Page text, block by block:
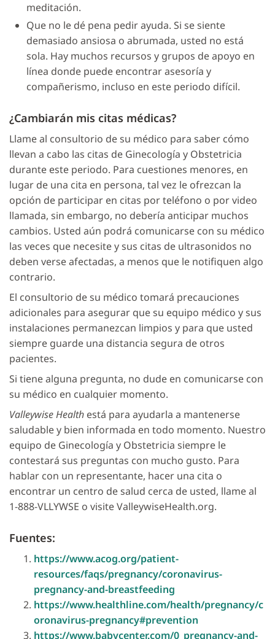
meditación.
Que no le dé pena pedir ayuda. Si se siente
demasiado ansiosa o abrumada, usted no está
sola. Hay muchos recursos y grupos de apoyo en
línea donde puede encontrar asesoría y
compañerismo, incluso en este periodo difícil.
¿Cambiarán mis citas médicas?
Llame al consultorio de su médico para saber cómo
llevan a cabo las citas de Ginecología y Obstetricia
durante este periodo. Para cuestiones menores, en
lugar de una cita en persona, tal vez le ofrezcan la
opción de participar en citas por teléfono o por video
llamada, sin embargo, no debería anticipar muchos
cambios. Usted aún podrá comunicarse con su médico
las veces que necesite y sus citas de ultrasonidos no
deben verse afectadas, a menos que le notifiquen algo
contrario.
El consultorio de su médico tomará precauciones
adicionales para asegurar que su equipo médico y sus
instalaciones permanezcan limpios y para que usted
siempre guarde una distancia segura de otros
pacientes.
Si tiene alguna pregunta, no dude en comunicarse con
su médico en cualquier momento.
Valleywise Health está para ayudarla a mantenerse
saludable y bien informada en todo momento. Nuestro
equipo de Ginecología y Obstetricia siempre le
contestará sus preguntas con mucho gusto. Para
hablar con un representante, hacer una cita o
encontrar un centro de salud cerca de usted, llame al
1-888-VLLYWSE o visite ValleywiseHealth.org.
Fuentes:
https://www.acog.org/patient-
resources/faqs/pregnancy/coronavirus-
pregnancy-and-breastfeeding
https://www.healthline.com/health/pregnancy/c
oronavirus-pregnancy#prevention
https://www.babycenter.com/0_pregnancy-and-